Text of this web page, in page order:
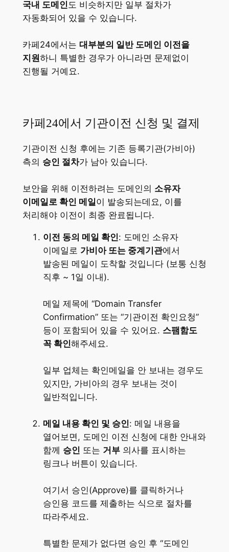
국내 도메인 도 비슷하지만 일부 절차가
자동화되어 있을 수 있습니다.
카페24에서는 대부분의 일반 도메인 이전을
지원하니 특별한 경우가 아니라면 문제없이
진행될 거예요​.
카페24에서 기관이전 신청 및 결제
기관이전 신청 후에는 기존 등록기관(가비아)
측의 승인 절차가 남아 있습니다.
보안을 위해 이전하려는 도메인의 소유자
이메일로 확인 메일이 발송되는데요​, 이를
처리해야 이전이 최종 완료됩니다.
이전 동의 메일 확인: 도메인 소유자
이메일로 가비아 또는 중계기관에서
발송된 메일이 도착할 것입니다 (보통 신청
직후 ~ 1일 이내).
메일 제목에 “Domain Transfer
Confirmation” 또는 “기관이전 확인요청”
등이 포함되어 있을 수 있어요. 스팸함도
꼭 확인해주세요.
일부 업체는 확인메일을 안 보내는 경우도
있지만, 가비아의 경우 보내는 것이
일반적입니다.
메일 내용 확인 및 승인: 메일 내용을
열어보면, 도메인 이전 신청에 대한 안내와
함께 승인 또는 거부의사를 표시하는
링크나 버튼이 있습니다.
여기서 승인(Approve)를 클릭하거나
승인용 코드를 제출하는 식으로 절차를
따라주세요​.
특별한 문제가 없다면 승인 후 “도메인